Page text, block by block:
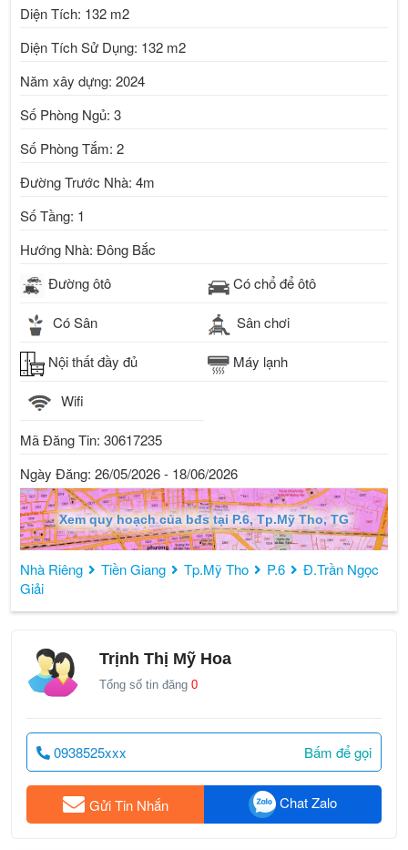
* Diện tích đất: 100.9m² (ngang hiếm 8.08m – full thổ cư)
* Diện tích xây dựng: 97.3m²
* Hướng: Đông Bắc
* 3 phòng ngủ
* 2 WC
* Nội thất có sẵn, dọn vào ở ngay
💰 Giá bán: 3.xxx tỷ (còn thương lượng nhẹ)
📌 Đặc biệt:
* Đang có hợp đồng thuê 8 triệu/tháng đến 11/2026 → mua có
dòng tiền ngay
⸻
💬 Nhà ngang rộng hiếm trong khu, vị trí tiện lợi – ở hoặc đầu
tư đều rất tốt.
Diện Tích: 132 m2
Diện Tích Sử Dụng: 132 m2
Năm xây dựng: 2024
Số Phòng Ngủ: 3
Số Phòng Tắm: 2
Đường Trước Nhà: 4m
Số Tầng: 1
Hướng Nhà: Đông Bắc
Đường ôtô
Có chổ để ôtô
Có Sân Sân chơi
Nội thất đầy đủ Máy lạnh
Wifi
Mã Đăng Tin: 30617235
Ngày Đăng: 26/05/2026 - 18/06/2026
Xem quy hoạch của bđs tại P.6, Tp.Mỹ Tho, TG
Nhà Riêng Tiền Giang Tp.Mỹ Tho P.6
Đ.Trần Ngọc
Giải
Trịnh Thị Mỹ Hoa
Tổng số tin đăng 0
0938525xxx Bấm để gọi
Gửi Tin Nhắn Chat Zalo